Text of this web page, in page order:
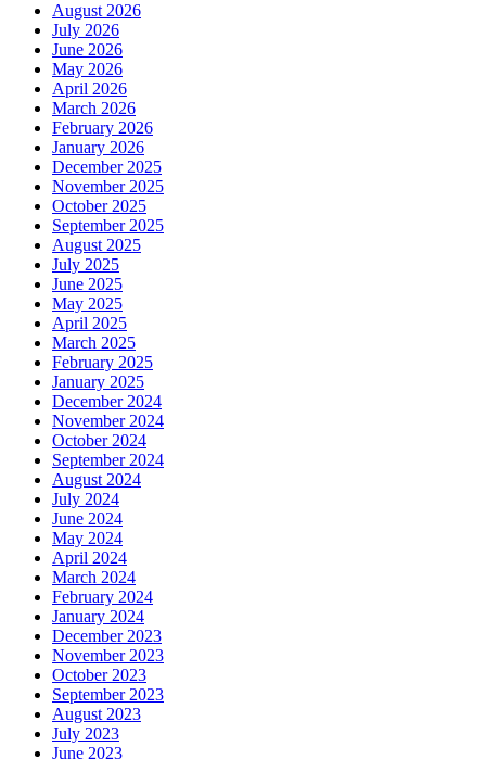
August 2026
July 2026
June 2026
May 2026
April 2026
March 2026
February 2026
January 2026
December 2025
November 2025
October 2025
September 2025
August 2025
July 2025
June 2025
May 2025
April 2025
March 2025
February 2025
January 2025
December 2024
November 2024
October 2024
September 2024
August 2024
July 2024
June 2024
May 2024
April 2024
March 2024
February 2024
January 2024
December 2023
November 2023
October 2023
September 2023
August 2023
July 2023
June 2023